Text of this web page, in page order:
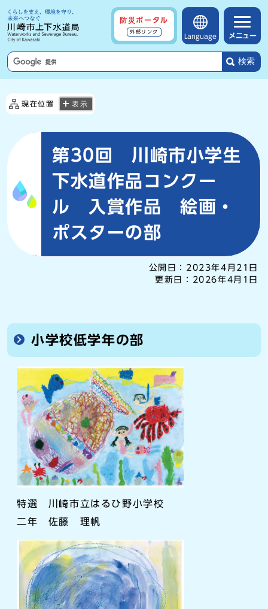
防災ポータル
外部リンク
Language メニュー
検索
現在位置 表示
第30回 川崎市小学生
下水道作品コンクー
ル 入賞作品 絵画・
ポスターの部
公開日： 2023年4月21日
更新日：
2026年4月1日
小学校低学年の部
特選 川崎市立はるひ野小学校
二年 佐藤 理帆